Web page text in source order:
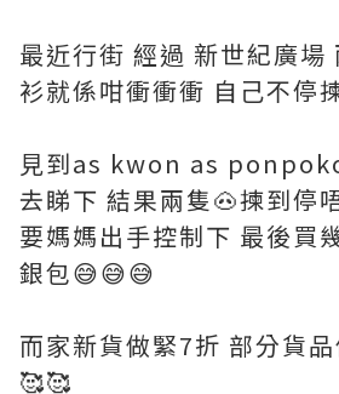
最近行街 經過 新世紀廣場
衫就係咁衝衝衝 自己不停
見到as kwon as
去睇下 結果兩隻🐽揀到停
要媽媽出手控制下 最後買
銀包😅😅😅
而家新貨做緊7折 部分貨
🥰🥰